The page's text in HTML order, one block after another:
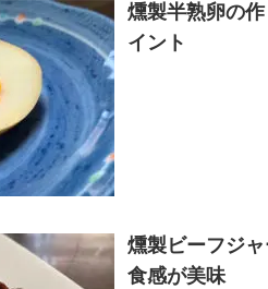
燻製半熟卵の
イント
燻製ビーフジ
食感が美味